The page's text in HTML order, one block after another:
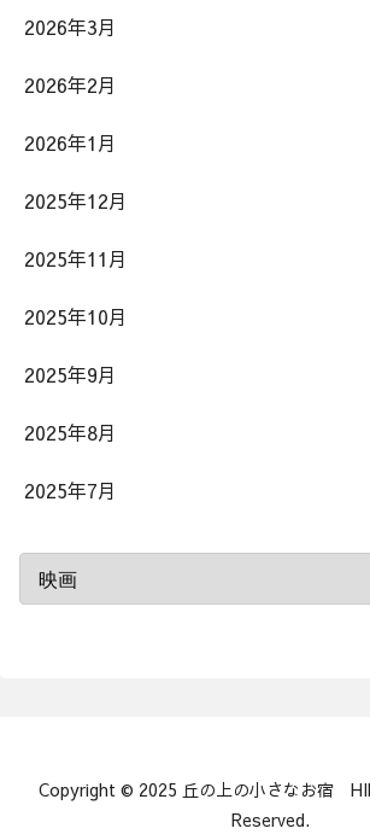
2026年3月
2026年2月
2026年1月
2025年12月
2025年11月
2025年10月
2025年9月
2025年8月
2025年7月
Copyright © 2025 丘の上の小さなお宿
Reserved.